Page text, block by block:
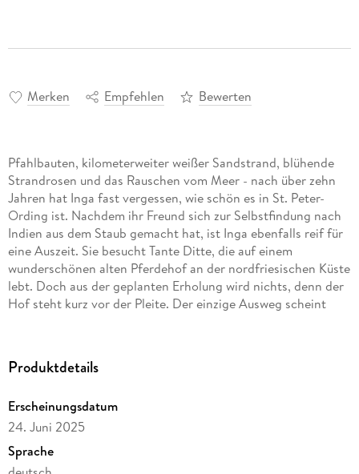
Merken Empfehlen Bewerten
Pfahlbauten, kilometerweiter weißer Sandstrand, blühende
Strandrosen und das Rauschen vom Meer - nach über zehn
Jahren hat Inga fast vergessen, wie schön es in St. Peter-
Ording ist. Nachdem ihr Freund sich zur Selbstfindung nach
Indien aus dem Staub gemacht hat, ist Inga ebenfalls reif für
eine Auszeit. Sie besucht Tante Ditte, die auf einem
wunderschönen alten Pferdehof an der nordfriesischen Küste
lebt. Doch aus der geplanten Erholung wird nichts, denn der
Hof steht kurz vor der Pleite. Der einzige Ausweg scheint
Produktdetails
Erscheinungsdatum
24. Juni 2025
Sprache